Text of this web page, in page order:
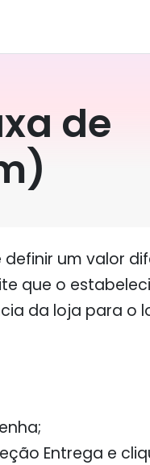
de
um valor
que o
da loja para o
Entrega e